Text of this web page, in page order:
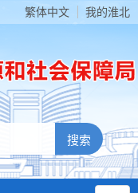
繁体中文 我的淮北